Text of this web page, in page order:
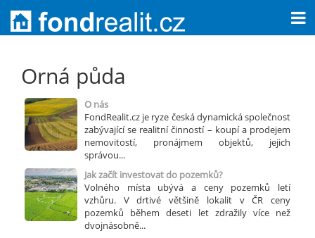
Orná půda
O nás
FondRealit.cz je ryze česká dynamická společnost
zabývající se realitní činností – koupí a prodejem
nemovitostí, pronájmem objektů, jejich
správou...
Jak začít investovat do pozemků?
Volného místa ubývá a ceny pozemků letí
vzhůru. V drtivé většině lokalit v ČR ceny
pozemků během deseti let zdražily více než
dvojnásobně...